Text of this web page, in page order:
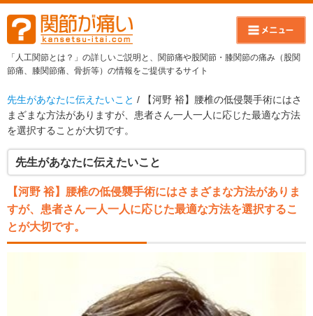
「人工関節とは？」の詳しいご説明と、関節痛や股関節・膝関節の痛み（股関
節痛、膝関節痛、骨折等）の情報をご提供するサイト
先生があなたに伝えたいこと / 【河野 裕】腰椎の低侵襲手術にはさ
まざまな方法がありますが、患者さん一人一人に応じた最適な方法
を選択することが大切です。
先生があなたに伝えたいこと
【河野 裕】腰椎の低侵襲手術にはさまざまな方法がありま
すが、患者さん一人一人に応じた最適な方法を選択するこ
とが大切です。